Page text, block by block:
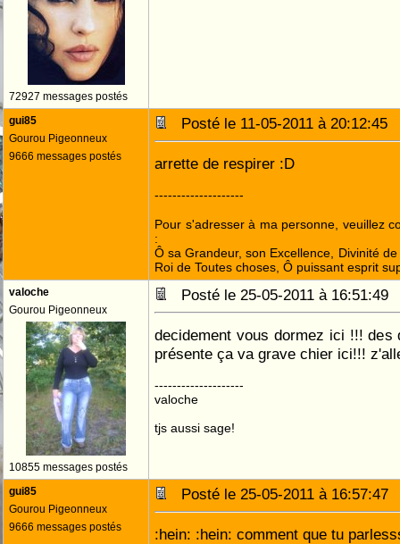
72927 messages postés
gui85
Gourou Pigeonneux
9666 messages postés
Posté le 11-05-2011 à 20:12:45
arrette de respirer :D
--------------------
Pour s'adresser à ma personne, veuillez
:
Ô sa Grandeur, son Excellence, Divinité
Roi de Toutes choses, Ô puissant esprit
valoche
Gourou Pigeonneux
10855 messages postés
Posté le 25-05-2011 à
decidement vous dormez ici !!! des
présente ça va grave chier ici!!!
--------------------
valoche
tjs aussi sage!
gui85
Gourou Pigeonneux
9666 messages postés
Posté le 25-05-2011 à
:hein: :hein: comment que tu